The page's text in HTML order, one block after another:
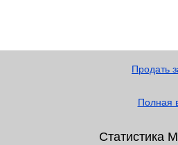
Продать
Полная
Статистика